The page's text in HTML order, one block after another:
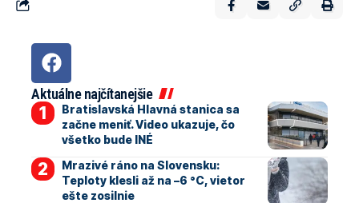
Aktuálne najčítanejšie
Bratislavská Hlavná stanica sa
začne meniť. Video ukazuje, čo
všetko bude INÉ
Mrazivé ráno na Slovensku:
Teploty klesli až na –6 °C, vietor
ešte zosilnie